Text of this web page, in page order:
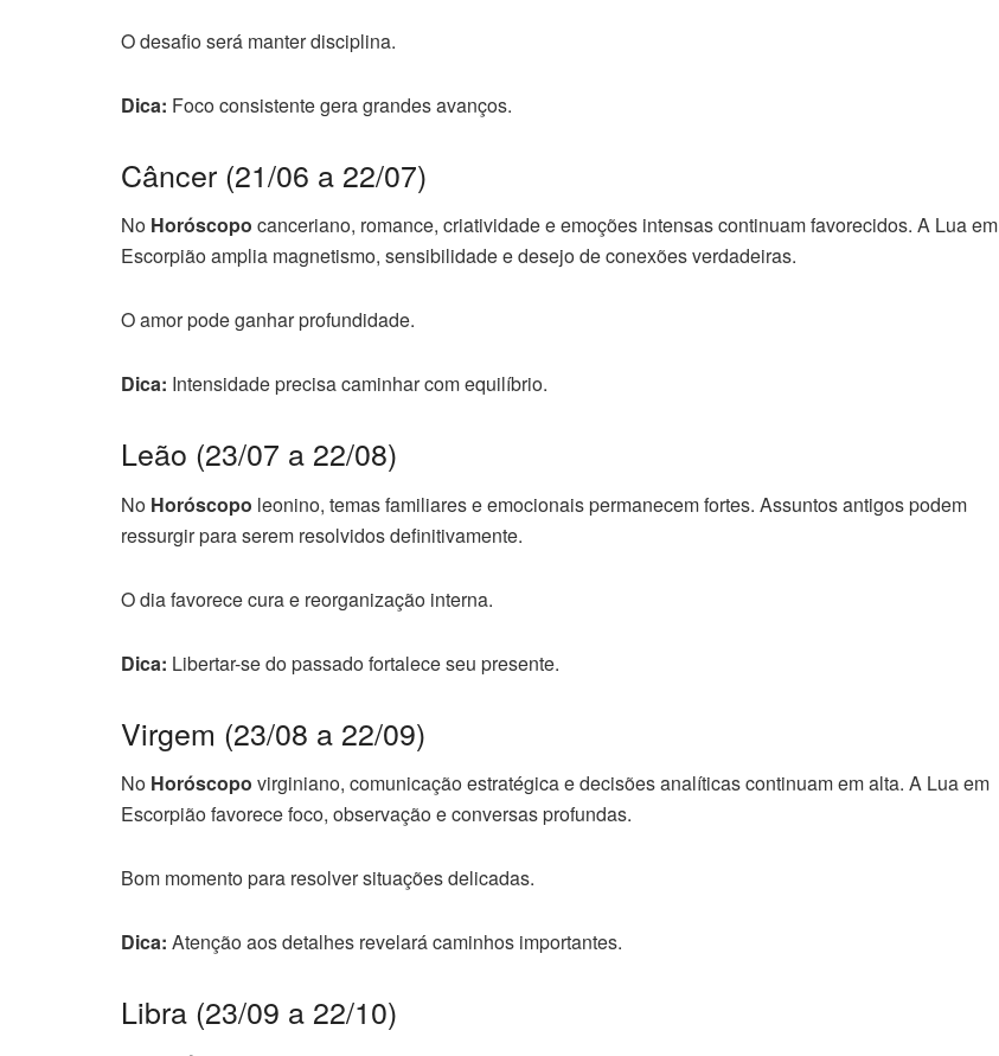
O desafio será manter disciplina.
Dica: Foco consistente gera grandes avanços.
Câncer (21/06 a 22/07)
No Horóscopo canceriano, romance, criatividade e emoções intensas continuam favorecidos. A Lua em
Escorpião amplia magnetismo, sensibilidade e desejo de conexões verdadeiras.
O amor pode ganhar profundidade.
Dica: Intensidade precisa caminhar com equilíbrio.
Leão (23/07 a 22/08)
No Horóscopo leonino, temas familiares e emocionais permanecem fortes. Assuntos antigos podem
ressurgir para serem resolvidos definitivamente.
O dia favorece cura e reorganização interna.
Dica: Libertar-se do passado fortalece seu presente.
Virgem (23/08 a 22/09)
No Horóscopo virginiano, comunicação estratégica e decisões analíticas continuam em alta. A Lua em
Escorpião favorece foco, observação e conversas profundas.
Bom momento para resolver situações delicadas.
Dica: Atenção aos detalhes revelará caminhos importantes.
Libra (23/09 a 22/10)